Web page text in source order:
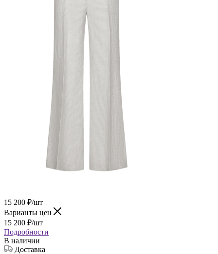
15 200 ₽/шт
Варианты цен
15 200 ₽/шт
Подробности
В наличии
Доставка